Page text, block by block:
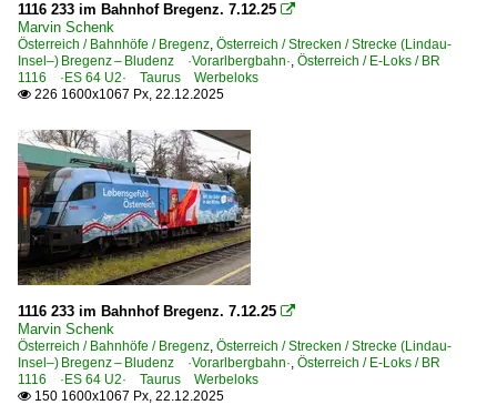
ÖBB 401 Lindau – Hörbranz (–Bregenz–Bludenz)
Unternehmen (L - Z)
TX Logistik AG, Troisdorf ·TXL·
Liechtenstein
Bahnhöfe
Schaan-Vaduz
Güterverkehr
1116 233 im Bahnhof Bregenz. 7.12.25 
Marvin Schenk
Österreich / Bahnhöfe / Bregenz, Österreich / Strecken / Strecke (Lindau-
Insel–) Bregenz – Bludenz ·Vorarlbergbahn·, Österreich / E-Loks / BR
1116 ·ES 64 U2· Taurus Werbeloks
 226 1600x1067 Px, 22.12.2025
1116 233 im Bahnhof Bregenz. 7.12.25 
Marvin Schenk
Österreich / Bahnhöfe / Bregenz, Österreich / Strecken / Strecke (Lindau-
Insel–) Bregenz – Bludenz ·Vorarlbergbahn·, Österreich / E-Loks / BR
1116 ·ES 64 U2· Taurus Werbeloks
 150 1600x1067 Px, 22.12.2025